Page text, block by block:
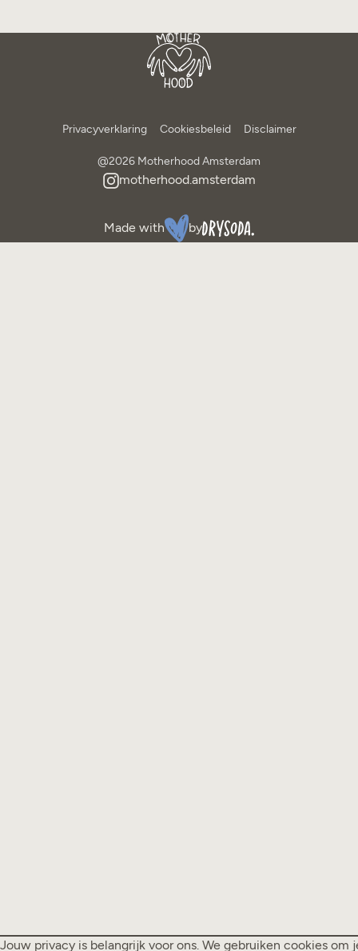
Jouw privacy is belangrijk voor ons. We gebruiken cookies om
@2026 Motherhood Amsterdam
Privacyverklaring Cookiesbeleid Disclaimer
motherhood.amsterdam
Made with by